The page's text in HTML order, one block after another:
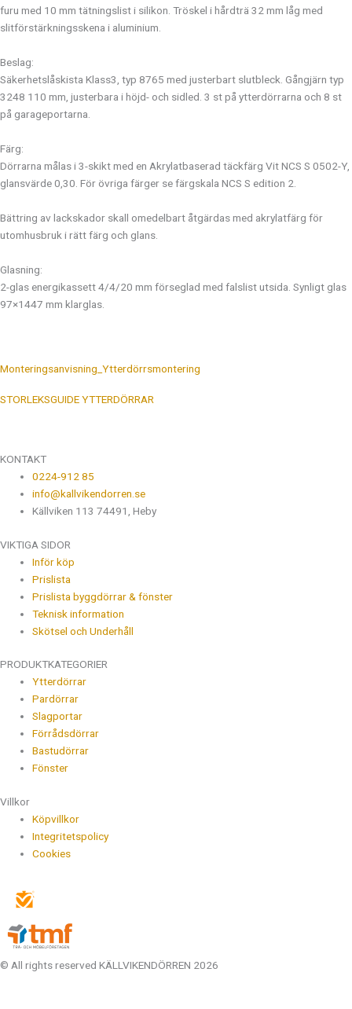
furu med 10 mm tätningslist i silikon. Tröskel i hårdträ 32 mm låg med
slitförstärkningsskena i aluminium.
Beslag:
Säkerhetslåskista Klass3, typ 8765 med justerbart slutbleck. Gångjärn typ
3248 110 mm, justerbara i höjd- och sidled. 3 st på ytterdörrarna och 8 st
på garageportarna.
Färg:
Dörrarna målas i 3-skikt med en Akrylatbaserad täckfärg Vit NCS S 0502-Y,
glansvärde 0,30. För övriga färger se färgskala NCS S edition 2.
Bättring av lackskador skall omedelbart åtgärdas med akrylatfärg för
utomhusbruk i rätt färg och glans.
Glasning:
2-glas energikassett 4/4/20 mm förseglad med falslist utsida. Synligt glas
97×1447 mm klarglas.
Monteringsanvisning_Ytterdörrsmontering
STORLEKSGUIDE YTTERDÖRRAR
KONTAKT
0224-912 85
info@kallvikendorren.se
Källviken 113 74491, Heby
VIKTIGA SIDOR
Inför köp
Prislista
Prislista byggdörrar & fönster
Teknisk information
Skötsel och Underhåll
PRODUKTKATEGORIER
Ytterdörrar
Pardörrar
Slagportar
Förrådsdörrar
Bastudörrar
Fönster
Villkor
Köpvillkor
Integritetspolicy
Cookies
© All rights reserved KÄLLVIKENDÖRREN 2026